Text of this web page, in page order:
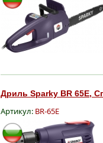
Дриль Sparky BR 65E,
Артикул: BR-65E